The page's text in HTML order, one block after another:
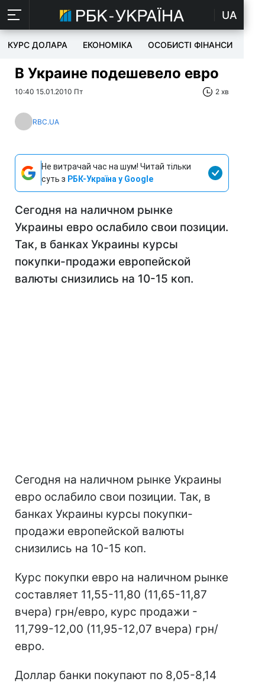
UA
КУРС ДОЛАРА ЕКОНОМІКА ОСОБИСТІ ФІНАНСИ
В Украине подешевело евро
10:40 15.01.2010 Пт 2 хв
RBC.UA
Не витрачай час на шум! Читай тільки
суть з РБК-Україна у Google
Сегодня на наличном рынке
Украины евро ослабило свои позиции.
Так, в банках Украины курсы
покупки-продажи европейской
валюты снизились на 10-15 коп.
Сегодня на наличном рынке Украины
евро ослабило свои позиции. Так, в
банках Украины курсы покупки-
продажи европейской валюты
снизились на 10-15 коп.
Курс покупки евро на наличном рынке
составляет 11,55-11,80 (11,65-11,87
вчера) грн/евро, курс продажи -
11,799-12,00 (11,95-12,07 вчера) грн/
евро.
Доллар банки покупают по 8,05-8,14